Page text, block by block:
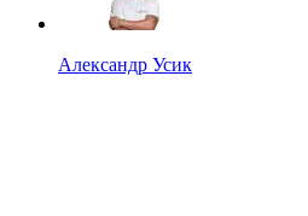
Александр Усик